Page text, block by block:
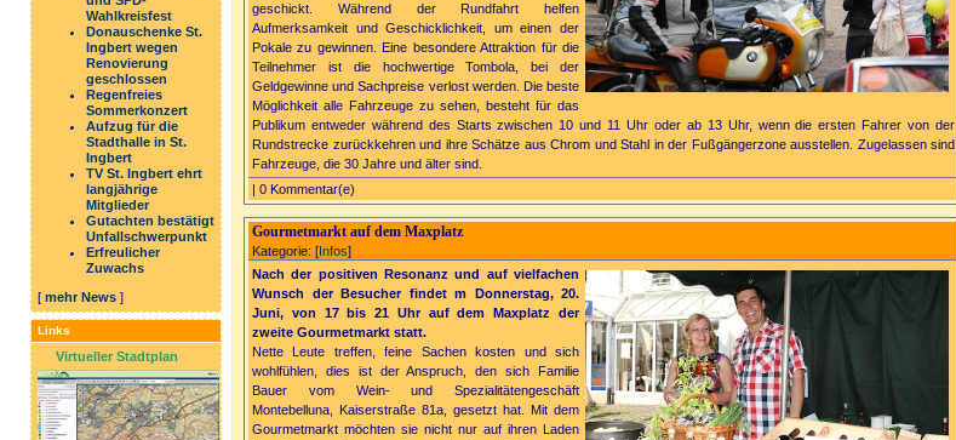
Wahlkreisfest
Donauschenke St.
Ingbert wegen
Renovierung
geschlossen
Regenfreies
Sommerkonzert
Aufzug für die
Stadthalle in St.
Ingbert
TV St. Ingbert ehrt
langjährige
Mitglieder
Gutachten bestätigt
Unfallschwerpunkt
Erfreulicher
Zuwachs
[ mehr News ]
Links
Virtueller Stadtplan
geschickt. Während der Rundfahrt helfen
Aufmerksamkeit und Geschicklichkeit, um einen der
Pokale zu gewinnen. Eine besondere Attraktion für die
Teilnehmer ist die hochwertige Tombola, bei der
Geldgewinne und Sachpreise verlost werden. Die beste
Möglichkeit alle Fahrzeuge zu sehen, besteht für das
Publikum entweder während des Starts zwischen 10 und 11 Uhr oder ab 13 Uhr, wenn die ersten Fahrer von der
Rundstrecke zurückkehren und ihre Schätze aus Chrom und Stahl in der Fußgängerzone ausstellen. Zugelassen sind
Fahrzeuge, die 30 Jahre und älter sind.
| 0 Kommentar(e)
Gourmetmarkt auf dem Maxplatz
Kategorie: [ Infos]
Nach der positiven Resonanz und auf vielfachen
Wunsch der Besucher findet m Donnerstag, 20.
Juni, von 17 bis 21 Uhr auf dem Maxplatz der
zweite Gourmetmarkt statt.
Nette Leute treffen, feine Sachen kosten und sich
wohlfühlen, dies ist der Anspruch, den sich Familie
Bauer vom Wein- und Spezialitätengeschäft
Montebelluna, Kaiserstraße 81a, gesetzt hat. Mit dem
Gourmetmarkt möchten sie nicht nur auf ihren Laden